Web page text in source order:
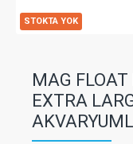
STOKTA YOK
MAG
EXTRA